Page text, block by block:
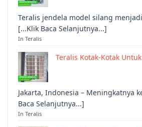
Teralis jendela model silang
[...Klik Baca Selanjutnya...]
In Teralis
Teralis Kotak-Kotak
Jakarta, Indonesia – Meningkatnya
Baca Selanjutnya...]
In Teralis